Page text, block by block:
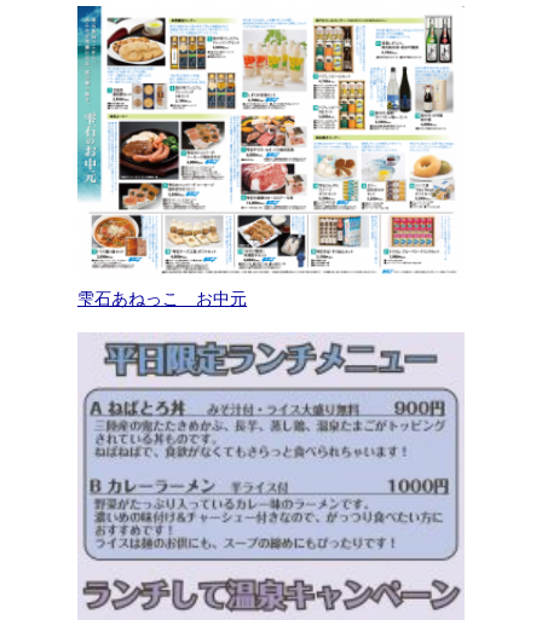
雫石あねっこ お中元